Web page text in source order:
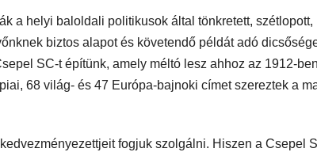
a helyi baloldali politikusok által tönkretett, szétlopott,
biztos alapot és követendő példát adó
SC-t építünk, amely méltó lesz ahhoz az 1912-
68 világ- és 47 Európa-bajnoki címet szereztek a
fogjuk szolgálni. Hiszen a Csepel